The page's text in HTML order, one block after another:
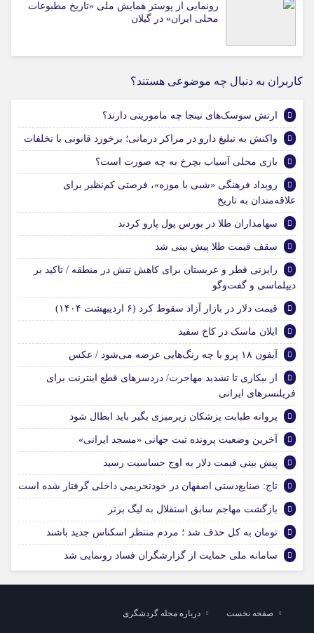
رونمایی از پوستر همایش ملی «تاریخ مطبوعات
محلی ایران» در گیلان
کاربران به دنبال چه موضوعی هستند؟
ارتش سوسک‌های نینجا چه ماموریتی دارند؟
واکنش به تبلیغ دارو در مراکز درمانی؛ برخورد قانونی با تخلفات
بازی محلی آسیاب بچرخ به چه صورت است؟
رویداد فرهنگی «شبی با موزه»، فرصتی کم‌نظیر برای
علاقه‌مندان به تاریخ
سهامداران طلا در بورس پول پارو کردند
سقف قیمت طلا پیش بینی شد
رایزنی قطر و عربستان برای کاهش تنش در منطقه / تاکید بر
دیپلماسی و گفت‌و‌گو
قیمت دلار در بازار آزاد سقوط کرد (۶ اردیبهشت ۱۴۰۴)
ایلان ماسک در کاخ سفید
آیفون ۱۸ پرو با چه رنگ‌هایی عرضه می‌شود / عکس
از بیکاری تا تشدید مهاجرت/ دردسرهای قطع اینترنت برای
فریلنسرهای ایرانی
پروانه طبابت پزشکان زیرمیزی بگیر باید ابطال شود
آخرین وضعیت پرونده ثبت جهانی «مسجد ایرانی»
پیش بینی قیمت دلار به اوج حساسیت رسید
تاج: صنایع‌دستی اصفهان در خودتحریمی داخلی گرفتار شده است
بازگشت مهاجم سابق استقلال به لیگ برتر
تومان به کل حذف شد ؛ مردم منتظر اسکناس جدید باشند
سامانه ملی حمایت از گزارشگران فساد رونمایی شد
صفحه نخست درباره مجله گردشگری